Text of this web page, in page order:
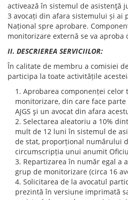
activează în sistemul de asistenţă
3 avocați din afara sistemului și ai
Național spre aprobare.
monitorizare externă se va aproba
II. DESCRIEREA SERVICIILOR:
În calitate de membru a comisiei
participa la toate activitățile
Aprobarea componenței celor
monitorizare, din care face
AJGS şi un avocat din afara
Selectarea aleatoriu a 10%
mult de 12 luni în sistemul de
de stat, proporțional numărului
circumscripția unui anumit
Repartizarea în număr egal a
grup de monitorizare (circa 16
Solicitarea de la avocatul
prezintă în versiune imprimată